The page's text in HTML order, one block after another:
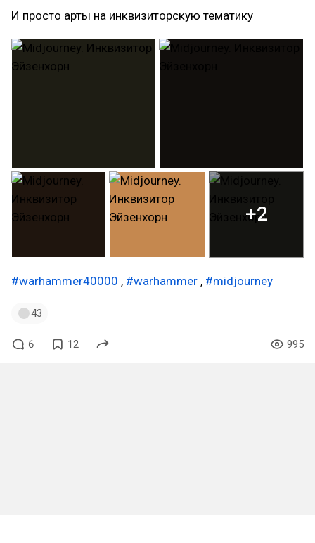
И просто арты на инквизиторскую тематику
+2
#warhammer40000 , #warhammer , #midjourney
43
6 12 995